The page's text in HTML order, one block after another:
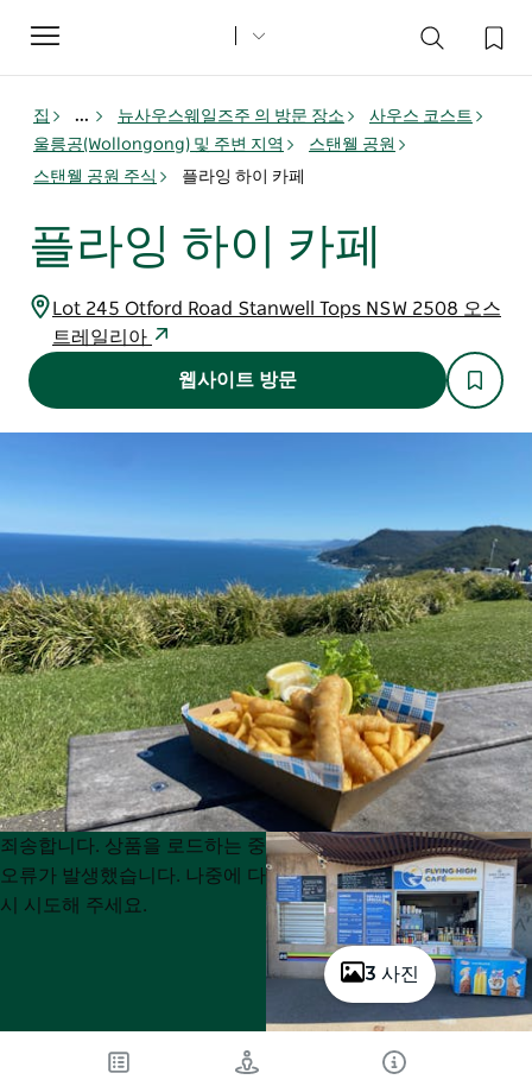
Toggle
navigation
집 ... 뉴사우스웨일즈주 의 방문 장소
사우스 코스트
울릉공(Wollongong) 및 주변 지역
스탠웰 공원
스탠웰 공원 주식
플라잉 하이 카페
플라잉 하이 카페
Lot 245 Otford Road Stanwell Tops NSW 2508 오스
트레일리아
웹사이트 방문
3 사진
Product
List
Product
List
죄송합니다. 상품을 로드하는 중
오류가 발생했습니다. 나중에 다
시 시도해 주세요.